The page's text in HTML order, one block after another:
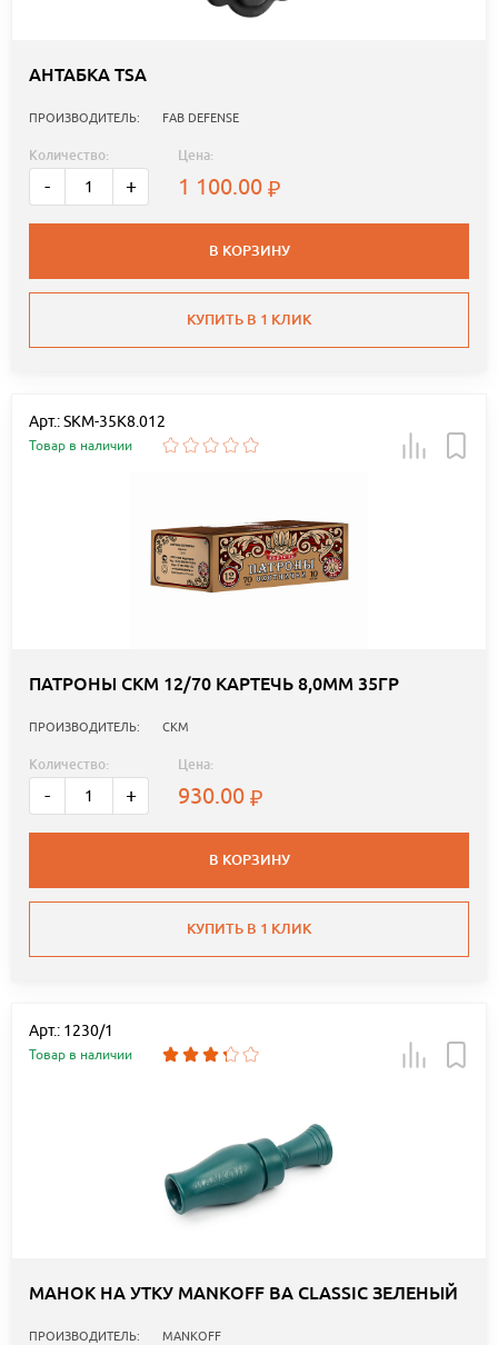
АНТАБКА TSA
ПРОИЗВОДИТЕЛЬ: FAB DEFENSE
Количество:
- +
Цена:
1 100.00
В КОРЗИНУ
КУПИТЬ В 1 КЛИК
Арт.: SKM-35K8.012
Товар в наличии
ПАТРОНЫ СКМ 12/70 КАРТЕЧЬ 8,0ММ 35ГР
ПРОИЗВОДИТЕЛЬ: СКМ
Количество:
- +
Цена:
930.00
В КОРЗИНУ
КУПИТЬ В 1 КЛИК
Арт.: 1230/1
Товар в наличии
МАНОК НА УТКУ MANKOFF BA CLASSIC ЗЕЛЕНЫЙ
ПРОИЗВОДИТЕЛЬ: MANKOFF